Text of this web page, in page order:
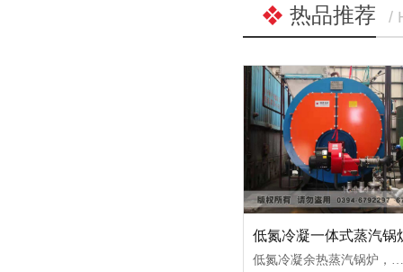
热品推荐 /
低氮冷凝一体式蒸汽锅
低氮冷凝余热蒸汽锅炉，采用低应力卧式湿背内燃烟气二回程结构，将大量低温受热面布置在本体受压区外，加大蒸汽空间提高蒸汽干燥度，降低锅炉热应力，避免锅炉本体内冷凝腐蚀。